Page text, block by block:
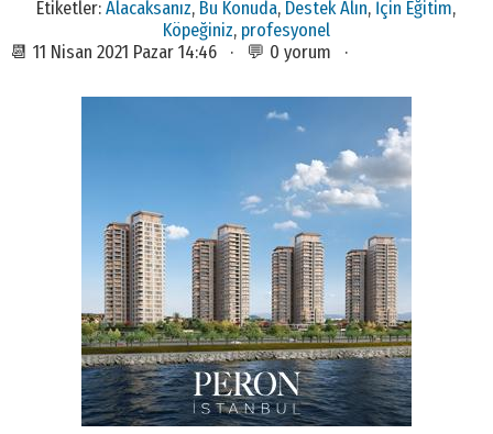
Etiketler:Alacaksanız, Bu Konuda, Destek Alın, İçin Eğitim,
Köpeğiniz, profesyonel
📆 11 Nisan 2021 Pazar 14:46 · 💬 0 yorum ·